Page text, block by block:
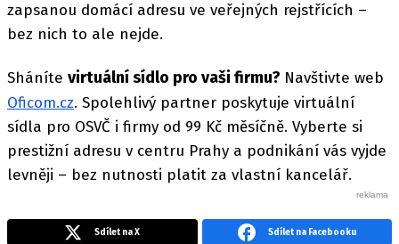
zapsanou domácí adresu ve veřejných rejstřících –
bez nich to ale nejde.
Sháníte virtuální sídlo pro vaši firmu? Navštivte web
Oficom.cz. Spolehlivý partner poskytuje virtuální
sídla pro OSVČ i firmy od 99 Kč měsíčně. Vyberte si
prestižní adresu v centru Prahy a podnikání vás vyjde
levněji – bez nutnosti platit za vlastní kancelář.
Sdílet na X Sdílet na Facebooku